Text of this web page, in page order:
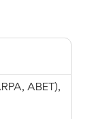
ABET),